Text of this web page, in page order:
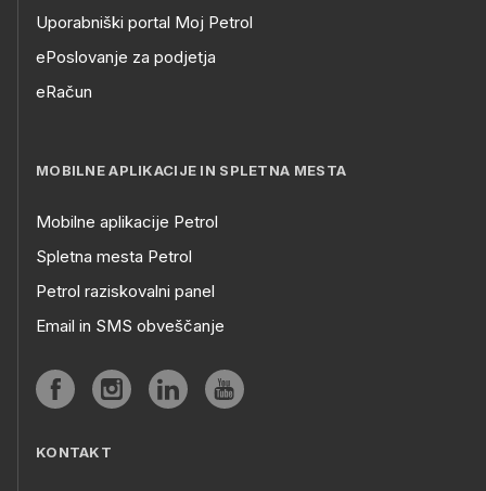
Uporabniški portal Moj Petrol
ePoslovanje za podjetja
eRačun
MOBILNE APLIKACIJE IN SPLETNA MESTA
Mobilne aplikacije Petrol
Spletna mesta Petrol
Petrol raziskovalni panel
Email in SMS obveščanje
KONTAKT